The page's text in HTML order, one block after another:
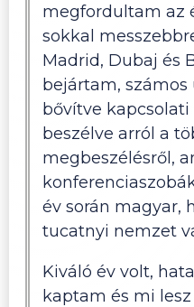
megfordultam az
sokkal
Madrid, Dubaj és
bejártam,
bővítve
beszélve arról a
megbeszélésről,
év során magyar,
tucatnyi nemzet
Kiváló év volt,
kaptam és mi